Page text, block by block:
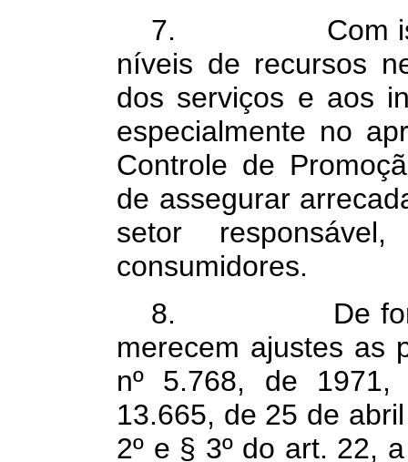
7. Com isso
níveis de recursos
dos serviços e aos
especialmente no
Controle de
de assegurar
setor
consumidores.
8. De forma
merecem ajustes as
nº 5.768, de
13.665, de 25 de
2º e § 3º do art. 22,